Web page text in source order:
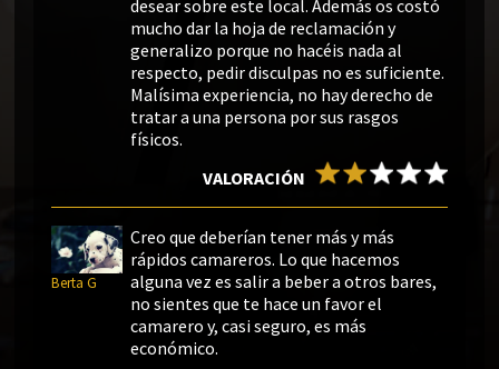
desear sobre este local. Además os costó
mucho dar la hoja de reclamación y
generalizo porque no hacéis nada al
respecto, pedir disculpas no es suficiente.
Malísima experiencia, no hay derecho de
tratar a una persona por sus rasgos
físicos.
VALORACIÓN
Berta G
Creo que deberían tener más y más
rápidos camareros. Lo que hacemos
alguna vez es salir a beber a otros bares,
no sientes que te hace un favor el
camarero y, casi seguro, es más
económico.